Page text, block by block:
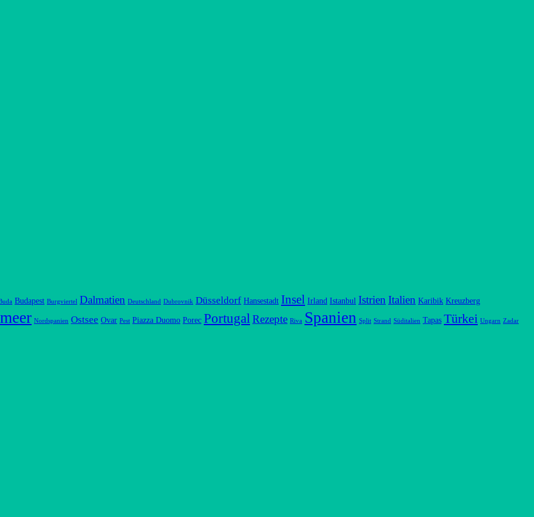
Budapest Burgviertel Dalmatien Deutschland Dubrovnik Düsseldorf Hansestadt Insel Irland Istanbul Istrien Italien Karibik Kreuzberg
Nordspanien Ostsee Ovar Pest Piazza Duomo Porec Portugal Rezepte Riva Spanien Split Strand Süditalien Tapas Türkei Ungarn Zadar